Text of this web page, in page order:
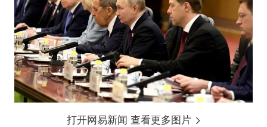
打开网易新闻 查看更多图片